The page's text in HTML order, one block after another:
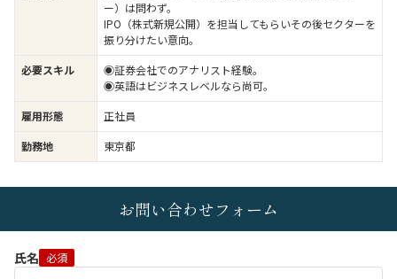
ー）は問わず。
IPO（株式新規公開）を担当してもらいその後セクターを
振り分けたい意向。
必要スキル
◉証券会社でのアナリスト経験。
◉英語はビジネスレベルなら尚可。
雇用形態
正社員
勤務地
東京都
お問い合わせフォーム
氏名 必須